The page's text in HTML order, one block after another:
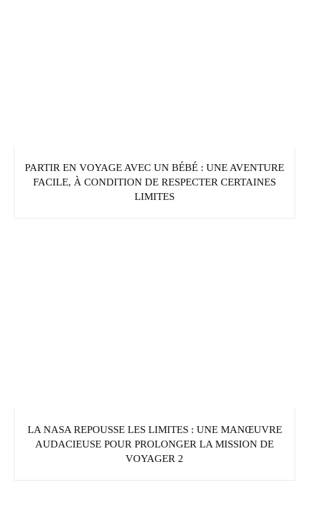
PARTIR EN VOYAGE AVEC UN BÉBÉ : UNE AVENTURE
FACILE, À CONDITION DE RESPECTER CERTAINES
LIMITES
LA NASA REPOUSSE LES LIMITES : UNE MANŒUVRE
AUDACIEUSE POUR PROLONGER LA MISSION DE
VOYAGER 2